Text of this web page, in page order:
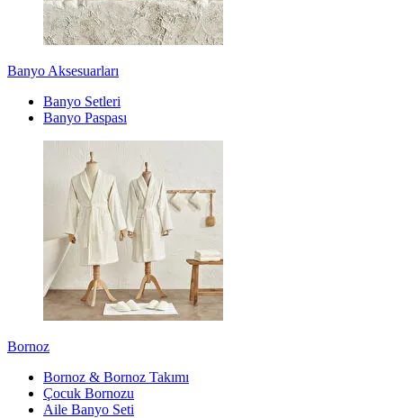
Banyo Aksesuarları
Banyo Setleri
Banyo Paspası
Bornoz
Bornoz & Bornoz Takımı
Çocuk Bornozu
Aile Banyo Seti